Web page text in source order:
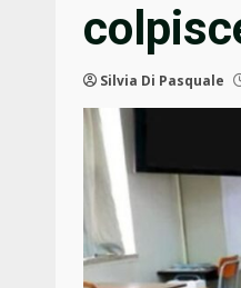
Silvia Di Pasquale